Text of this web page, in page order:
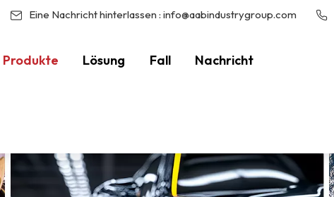
Eine Nachricht hinterlassen : info@aabindustrygroup.com
Produkte Lösung Fall Nachricht